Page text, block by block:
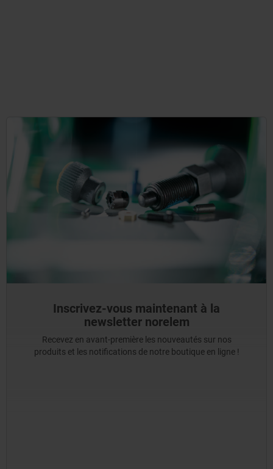
Inscrivez-vous maintenant à la
newsletter norelem
Recevez en avant-première les nouveautés sur nos
produits et les notifications de notre boutique en ligne !